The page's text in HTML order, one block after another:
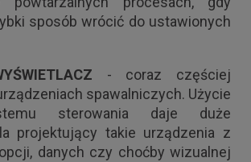
sposób wrócić do ustawionych
- coraz częściej
spawalniczych. Użycie
sterowania daje duże
projektujący takie urządzenia z
danych czy choćby wizualnej